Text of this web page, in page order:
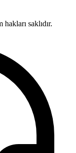
saklıdır.